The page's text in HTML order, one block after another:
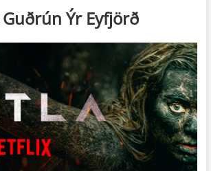
Guðrún Ýr Eyfjörð